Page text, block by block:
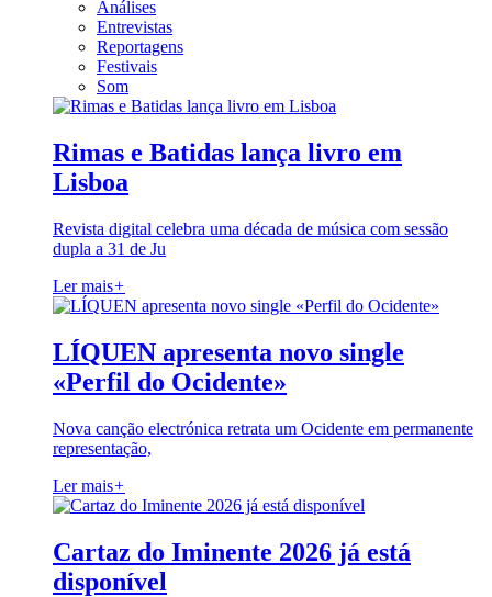
Análises
Entrevistas
Reportagens
Festivais
Som
Rimas e Batidas lança livro em
Lisboa
Revista digital celebra uma década de música com sessão
dupla a 31 de Ju
Ler mais+
LÍQUEN apresenta novo single
«Perfil do Ocidente»
Nova canção electrónica retrata um Ocidente em permanente
representação,
Ler mais+
Cartaz do Iminente 2026 já está
disponível